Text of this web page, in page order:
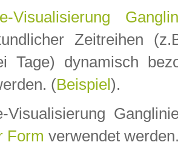
Visualisierung
Zeitreihen
Tage) dynamisch
(Beispiel ).
Visualisierung
Form verwendet